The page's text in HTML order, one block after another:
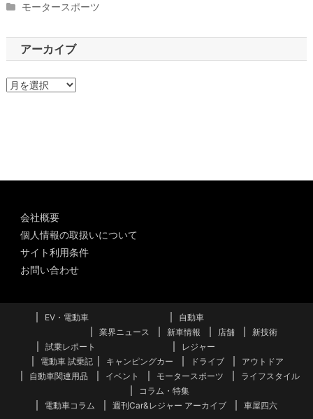
モータースポーツ
アーカイブ
ア
会社概要
個人情報の取扱いについて
サイト利用条件
お問い合わせ
EV・電動車
自動車
業界ニュース
新車情報 店舗
新技術
試乗レポート
電動車 試乗記
レジャー
キャンピングカー
ドライブ
アウトドア
自動車関連用品
イベント モータースポーツ
ライフスタイル
コラム・特集
電動車コラム
週刊Car&レジャー アーカイブ 車屋四六